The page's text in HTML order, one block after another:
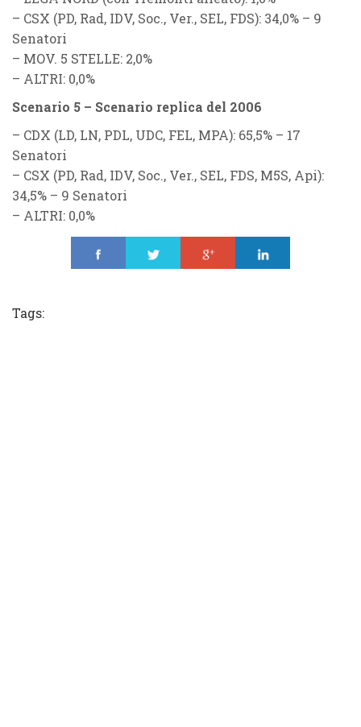
– CSX (PD, Rad, IDV, Soc., Ver., SEL, FDS): 34,0% – 9
Senatori
– MOV. 5 STELLE: 2,0%
– ALTRI: 0,0%
Scenario 5 – Scenario replica del 2006
– CDX (LD, LN, PDL, UDC, FEL, MPA): 65,5% – 17
Senatori
– CSX (PD, Rad, IDV, Soc., Ver., SEL, FDS, M5S, Api):
34,5% – 9 Senatori
– ALTRI: 0,0%
Tags: